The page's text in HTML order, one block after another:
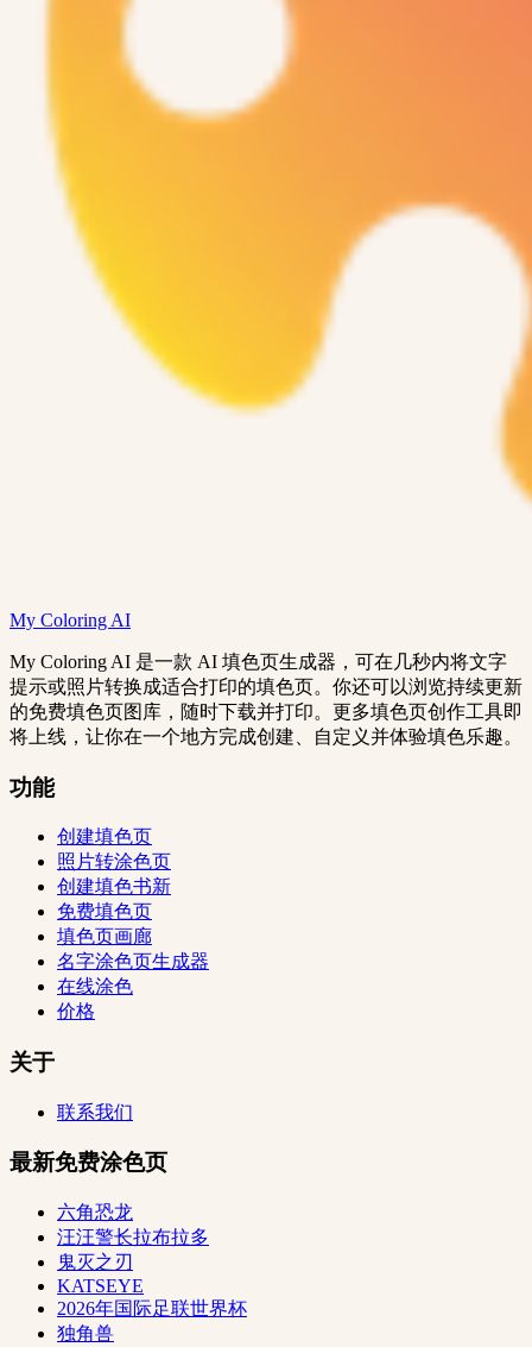
My Coloring AI
My Coloring AI 是一款 AI 填色页生成器，可在几秒内将文字
提示或照片转换成适合打印的填色页。你还可以浏览持续更新
的免费填色页图库，随时下载并打印。更多填色页创作工具即
将上线，让你在一个地方完成创建、自定义并体验填色乐趣。
功能
创建填色页
照片转涂色页
创建填色书新
免费填色页
填色页画廊
名字涂色页生成器
在线涂色
价格
关于
联系我们
最新免费涂色页
六角恐龙
汪汪警长拉布拉多
鬼灭之刃
KATSEYE
2026年国际足联世界杯
独角兽